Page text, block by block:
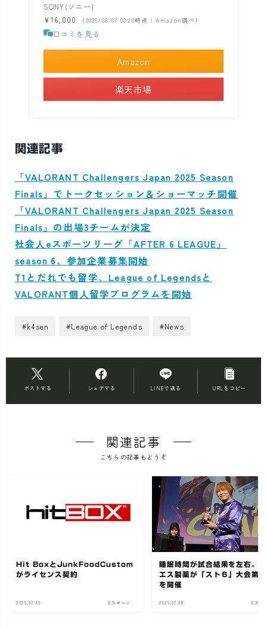
SONY(ソニー)
¥16,000
（2026/08/07 00:20時点 | Amazon調べ）
口コミを見る
Amazon
楽天市場
関連記事
「VALORANT Challengers Japan 2025 Season
Finals」でトークセッション＆ショーマッチ開催
「VALORANT Challengers Japan 2025 Season
Finals」の出場3チームが決定
社会人eスポーツリーグ「AFTER 6 LEAGUE」
season 6、参加企業募集開始
T1とだれでも留学、League of Legendsと
VALORANT個人留学プログラムを開始
#k4sen #League of Legends #News
ポストする シェアする LINEで送る URLをコピー
関連記事
こちらの記事もどうぞ
Hit BoxとJunkFoodCustom
がライセンス契約
2025.07.30 Eスポーツ
睡眠時間が試合結果を左右。
エス製薬が「スト６」大会第
を開催
2025.07.05 Eスポ